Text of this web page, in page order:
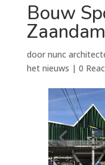
Bouw
door nunc
het nieuws | 0